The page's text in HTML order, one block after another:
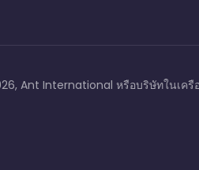
Ant International หรือบริษัทในเครื